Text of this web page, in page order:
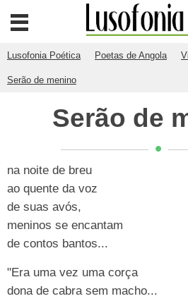
Lusofonia Poética Poetas de Angola
Serão de menino
Serão de
na noite de breu
ao quente da voz
de suas avós,
meninos se encantam
de contos bantos...
"Era uma vez uma corça
dona de cabra sem macho...